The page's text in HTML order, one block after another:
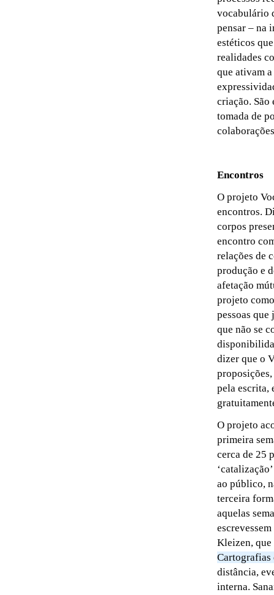
vocabulário
pensar – na
estéticos
realidades
que ativam
criação. São
tomada de
Encontros
O projeto
encontros.
corpos
encontro
relações de
produção e
afetação
projeto
pessoas que
que não se
dizer que o
pela escrita,
O projeto
primeira
cerca de 25
ao público,
terceira
aquelas
Kleizen, que
Cartografias
distância,
interna.